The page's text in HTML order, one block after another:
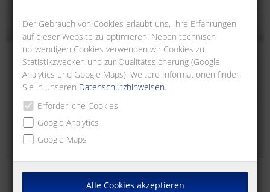
Der Gebrauch von Cookies erlaubt uns, Ihre Erfahrungen
auf dieser Website zu optimieren. Neben technisch
notwendigen Cookies verwenden wir Cookies zu
Statistikzwecken und zur Qualitätssicherung (Google
Analytics und Google Maps). Weitere Informationen finden
Sie in unseren Datenschutzhinweisen.
Erforderliche Cookies
Google Analytics
Google Maps
Alle Cookies akzeptieren